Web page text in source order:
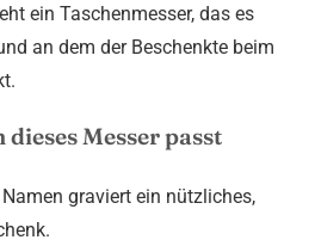
ein Taschenmesser, das es
an dem der Beschenkte beim
dieses Messer passt
graviert ein nützliches,